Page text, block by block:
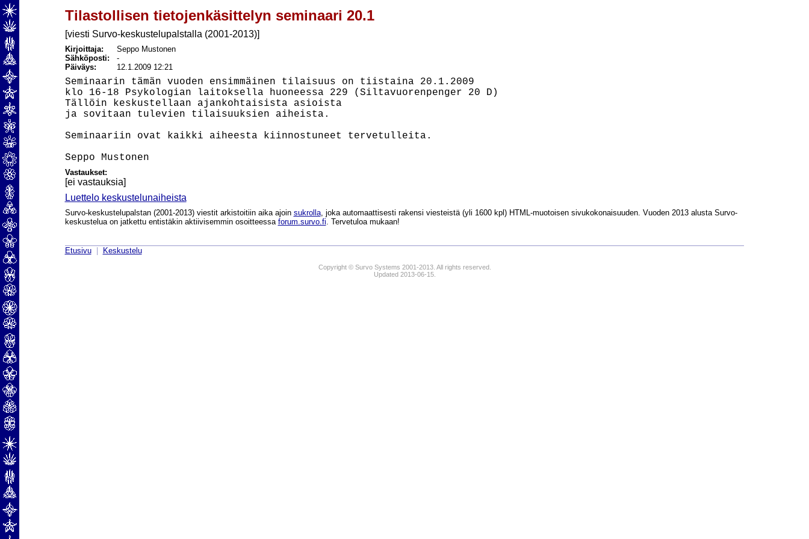
Tilastollisen tietojenkäsittelyn seminaari 20.1
[viesti Survo-keskustelupalstalla (2001-2013)]
Kirjoittaja:
Seppo Mustonen
Sähköposti: -
Päiväys:
12.1.2009 12:21
Seminaarin tämän vuoden ensimmäinen tilaisuus on tiistaina 20.1.2009
klo 16-18 Psykologian laitoksella huoneessa 229 (Siltavuorenpenger 20 D)
Tällöin keskustellaan ajankohtaisista asioista
ja sovitaan tulevien tilaisuuksien aiheista.
Seminaariin ovat kaikki aiheesta kiinnostuneet tervetulleita.
Vastaukset:
[ei vastauksia]
Luettelo keskustelunaiheista
Survo-keskustelupalstan (2001-2013) viestit arkistoitiin aika ajoin sukrolla, joka automaattisesti rakensi viesteistä (yli 1600 kpl) HTML-muotoisen sivukokonaisuuden. Vuoden 2013 alusta Survo-
keskustelua on jatkettu entistäkin aktiivisemmin osoitteessa forum.survo.fi. Tervetuloa mukaan!
Etusivu| Keskustelu
Copyright © Survo Systems 2001-2013. All rights reserved.
Updated 2013-06-15.